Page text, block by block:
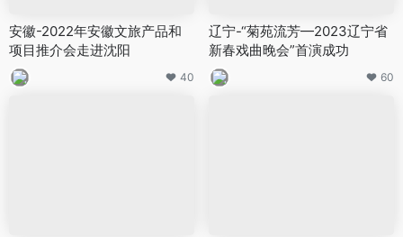
安徽-2022年安徽文旅产品和
项目推介会走进沈阳
40
辽宁-“菊苑流芳—2023辽宁省
新春戏曲晚会”首演成功
60